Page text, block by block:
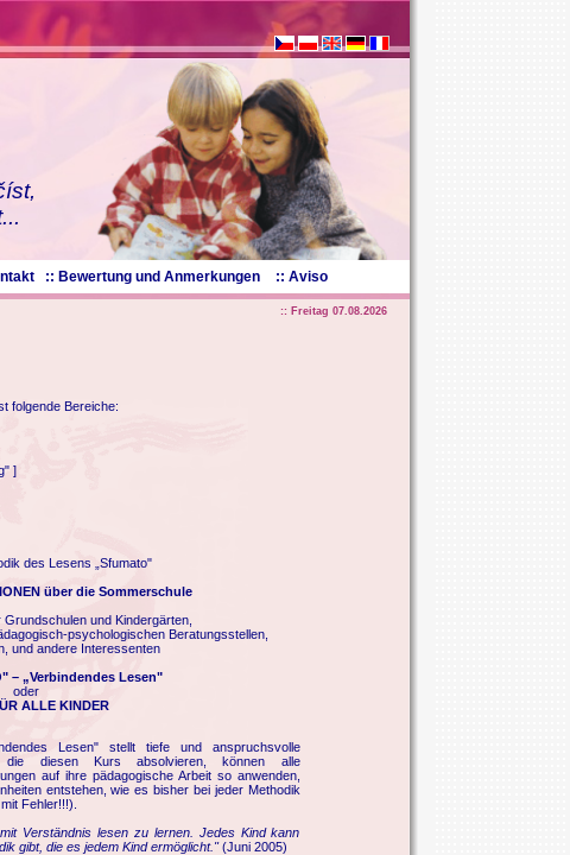
:: Bewertung und Anmerkungen :: Aviso
:: Freitag 07.08.2026
folgende Bereiche:
]
des Lesens „Sfumato"
über die Sommerschule
und Kindergärten,
psychologischen Beratungsstellen,
und andere Interessenten
– „Verbindendes Lesen"
oder
ALLE KINDER
Lesen" stellt tiefe und anspruchsvolle
die diesen Kurs absolvieren, können alle
auf ihre pädagogische Arbeit so anwenden,
entstehen, wie es bisher bei jeder Methodik
Fehler!!!).
Verständnis lesen zu lernen. Jedes Kind kann
gibt, die es jedem Kind ermöglicht."(Juni 2005)